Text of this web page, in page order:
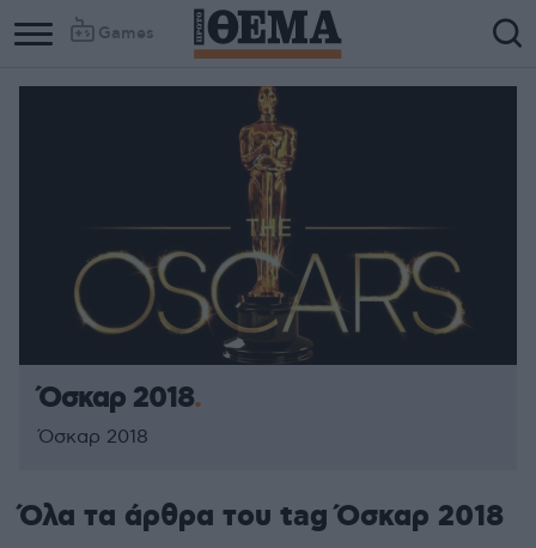
Games
Όσκαρ 2018
Όσκαρ 2018
Όλα τα άρθρα του tag Όσκαρ 2018